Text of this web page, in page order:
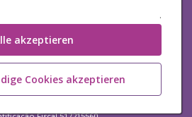
.
akzeptieren
Cookies akzeptieren